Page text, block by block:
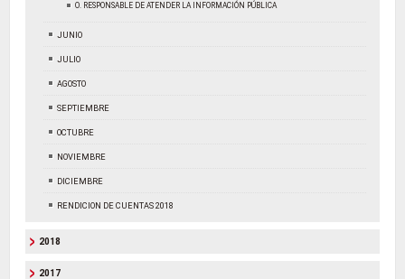
O. RESPONSABLE DE ATENDER LA INFORMACIÓN PÚBLICA
JUNIO
JULIO
AGOSTO
SEPTIEMBRE
OCTUBRE
NOVIEMBRE
DICIEMBRE
RENDICION DE CUENTAS 2018
2018
2017